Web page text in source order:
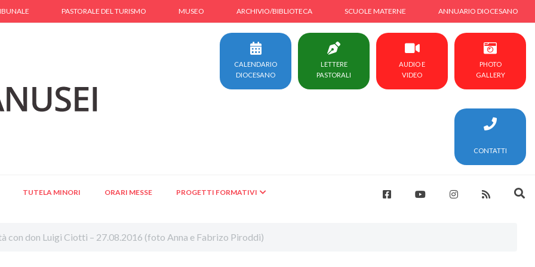
PASTORALE DEL TURISMO MUSEO ARCHIVIO/BIBLIOTECA SCUOLE MATERNE ANNUARIO DIOCESANO
CALENDARIO
DIOCESANO
LETTERE
PASTORALI
AUDIO E
VIDEO
PHOTO
GALLERY
CONTATTI
TUTELA MINORI ORARI MESSE PROGETTI FORMATIVI
con don Luigi Ciotti – 27.08.2016 (foto Anna e Fabrizo Piroddi)